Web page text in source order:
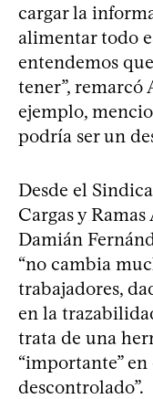
cargar la
alimentar todo
entendemos
tener”, remarcó
ejemplo,
podría ser un
Desde el
Cargas y
Damián
“no cambia
trabajadores,
en la
trata de una
“importante”
descontrolado”.